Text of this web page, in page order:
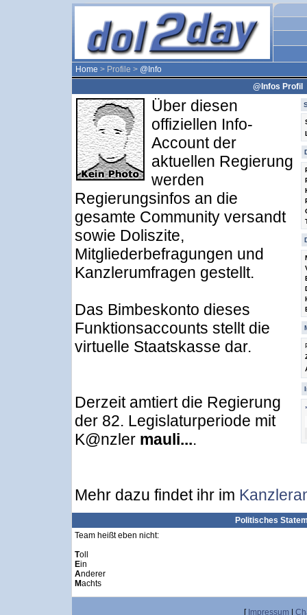
Home > Profile > @Info
@Infos Profil
Über diesen
offiziellen Info-
Account der
aktuellen Regierung
werden
Regierungsinfos an die
gesamte Community versandt
sowie Doliszite,
Mitgliederbefragungen und
Kanzlerumfragen gestellt.
Das Bimbeskonto dieses
Funktionsaccounts stellt die
virtuelle Staatskasse dar.
Derzeit amtiert die Regierung
der 82. Legislaturperiode mit
K@nzler mauli....
Mehr dazu findet ihr im
Politisches
Team heißt eben nicht:
Toll
Ein
Anderer
Machts
[ Impressum